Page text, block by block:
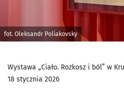
fot. Oleksandr Poliakovsky
Wystawa „Ciało. Rozkosz i ból” w
18 stycznia 2026